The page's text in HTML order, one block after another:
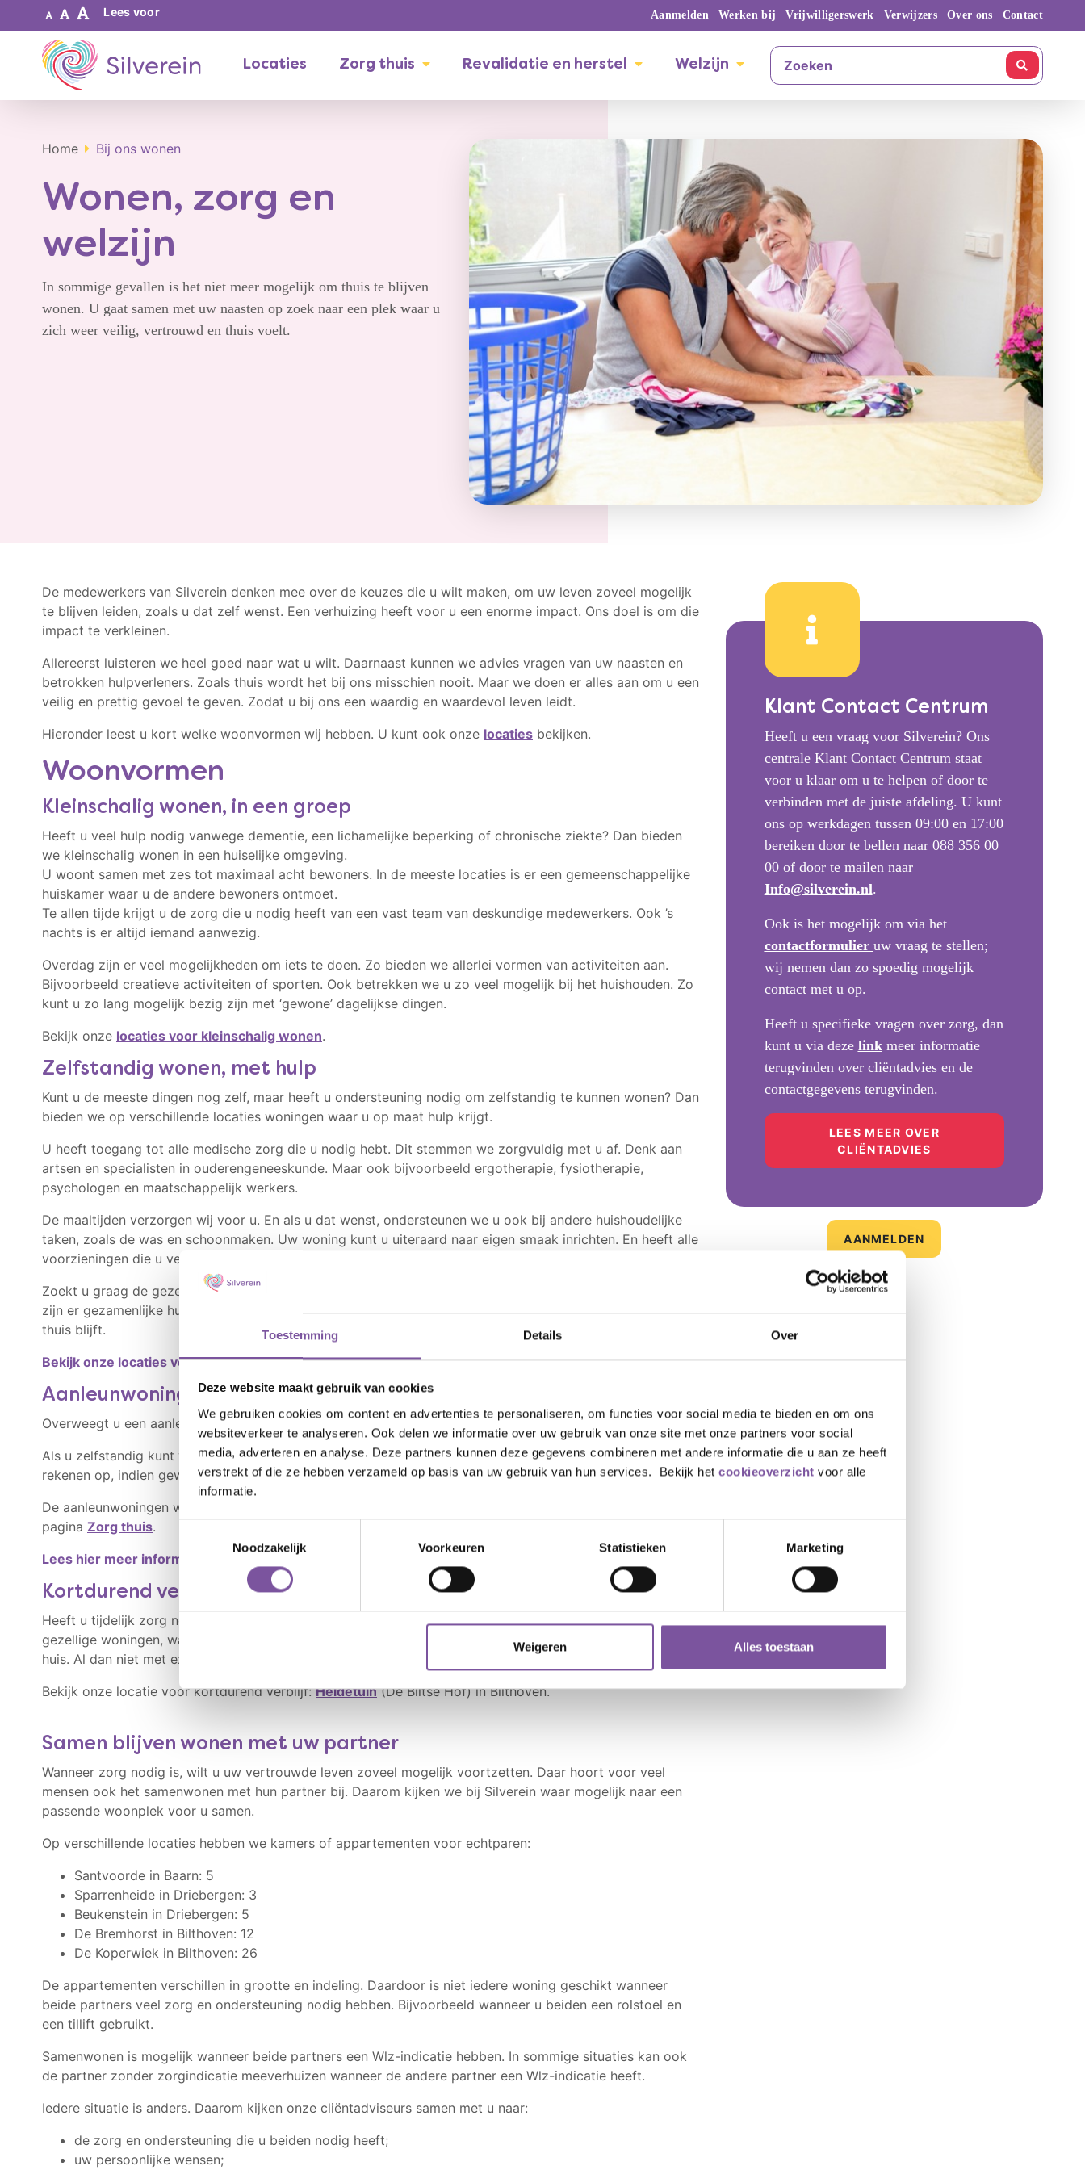
Toestemming Details Over
Deze website maakt gebruik van cookies
We gebruiken cookies om content en advertenties te personaliseren, om functies voor social media te bieden en om ons
websiteverkeer te analyseren. Ook delen we informatie over uw gebruik van onze site met onze partners voor social
media, adverteren en analyse. Deze partners kunnen deze gegevens combineren met andere informatie die u aan ze heeft
verstrekt of die ze hebben verzameld op basis van uw gebruik van hun services. Bekijk het cookieoverzicht voor alle
informatie.
Noodzakelijk
Voorkeuren Statistieken Marketing
Weigeren Alles toestaan
Lees voor Aanmelden Werken bij Vrijwilligerswerk Verwijzers Over ons Contact
Locaties Zorg thuis Revalidatie en herstel Welzijn
Home Bij ons wonen
Wonen, zorg en
welzijn
In sommige gevallen is het niet meer mogelijk om thuis te blijven
wonen. U gaat samen met uw naasten op zoek naar een plek waar u
zich weer veilig, vertrouwd en thuis voelt.
De medewerkers van Silverein denken mee over de keuzes die u wilt maken, om uw leven zoveel mogelijk
te blijven leiden, zoals u dat zelf wenst. Een verhuizing heeft voor u een enorme impact. Ons doel is om die
impact te verkleinen.
Allereerst luisteren we heel goed naar wat u wilt. Daarnaast kunnen we advies vragen van uw naasten en
betrokken hulpverleners. Zoals thuis wordt het bij ons misschien nooit. Maar we doen er alles aan om u een
veilig en prettig gevoel te geven. Zodat u bij ons een waardig en waardevol leven leidt.
Hieronder leest u kort welke woonvormen wij hebben. U kunt ook onze locaties bekijken.
Woonvormen
Kleinschalig wonen, in een groep
Heeft u veel hulp nodig vanwege dementie, een lichamelijke beperking of chronische ziekte? Dan bieden
we kleinschalig wonen in een huiselijke omgeving.
U woont samen met zes tot maximaal acht bewoners. In de meeste locaties is er een gemeenschappelijke
huiskamer waar u de andere bewoners ontmoet.
Te allen tijde krijgt u de zorg die u nodig heeft van een vast team van deskundige medewerkers. Ook ’s
nachts is er altijd iemand aanwezig.
Overdag zijn er veel mogelijkheden om iets te doen. Zo bieden we allerlei vormen van activiteiten aan.
Bijvoorbeeld creatieve activiteiten of sporten. Ook betrekken we u zo veel mogelijk bij het huishouden. Zo
kunt u zo lang mogelijk bezig zijn met ‘gewone’ dagelijkse dingen.
Bekijk onze locaties voor kleinschalig wonen.
Zelfstandig wonen, met hulp
Kunt u de meeste dingen nog zelf, maar heeft u ondersteuning nodig om zelfstandig te kunnen wonen? Dan
bieden we op verschillende locaties woningen waar u op maat hulp krijgt.
U heeft toegang tot alle medische zorg die u nodig hebt. Dit stemmen we zorgvuldig met u af. Denk aan
artsen en specialisten in ouderengeneeskunde. Maar ook bijvoorbeeld ergotherapie, fysiotherapie,
psychologen en maatschappelijk werkers.
De maaltijden verzorgen wij voor u. En als u dat wenst, ondersteunen we u ook bij andere huishoudelijke
taken, zoals de was en schoonmaken. Uw woning kunt u uiteraard naar eigen smaak inrichten. En heeft alle
voorzieningen die u verwacht, zoals een keuken en badkamer.
Zoekt u graag de gezelligheid op? Dan kunt u op een aantal locaties een seniorenrestaurant bezoeken. Ook
zijn er gezamenlijke huiskamers om elkaar te ontmoeten. Maar dit hoeft uiteraard niet, wanneer u liever
thuis blijft.
Bekijk onze locaties voor zelfstandig wonen.
Aanleunwoningen
Overweegt u een aanleunwoning bij Silverein?
Als u zelfstandig kunt wonen, is een aanleunwoning wellicht een geschikte keuze voor u. Hier kunt u
rekenen op, indien gewenst, de ondersteuning van Silverein's Zorg thuis.
De aanleunwoningen worden verhuurd door externe organisaties. Meer informatie hierover vindt u op de
pagina Zorg thuis.
Lees hier meer informatie over aanleunwoningen.
Kortdurend verblijf
Heeft u tijdelijk zorg nodig, waardoor u even niet thuis kunt wonen? Dan bieden we kortdurend verblijf in
gezellige woningen, waar u alle hulp krijgt die u nodig hebt. Zodra het weer kan, verhuist u weer terug naar
huis. Al dan niet met extra Zorg thuis.
Bekijk onze locatie voor kortdurend verblijf:Heidetuin(De Biltse Hof) in Bilthoven.
Samen blijven wonen met uw partner
Wanneer zorg nodig is, wilt u uw vertrouwde leven zoveel mogelijk voortzetten. Daar hoort voor veel
mensen ook het samenwonen met hun partner bij. Daarom kijken we bij Silverein waar mogelijk naar een
passende woonplek voor u samen.
Op verschillende locaties hebben we kamers of appartementen voor echtparen:
Santvoorde in Baarn: 5
Sparrenheide in Driebergen: 3
Beukenstein in Driebergen: 5
De Bremhorst in Bilthoven: 12
De Koperwiek in Bilthoven: 26
De appartementen verschillen in grootte en indeling. Daardoor is niet iedere woning geschikt wanneer
beide partners veel zorg en ondersteuning nodig hebben. Bijvoorbeeld wanneer u beiden een rolstoel en
een tillift gebruikt.
Samenwonen is mogelijk wanneer beide partners een Wlz-indicatie hebben. In sommige situaties kan ook
de partner zonder zorgindicatie meeverhuizen wanneer de andere partner een Wlz-indicatie heeft.
Iedere situatie is anders. Daarom kijken onze cliëntadviseurs samen met u naar:
de zorg en ondersteuning die u beiden nodig heeft;
uw persoonlijke wensen;
Klant Contact Centrum
Heeft u een vraag voor Silverein? Ons
centrale Klant Contact Centrum staat
voor u klaar om u te helpen of door te
verbinden met de juiste afdeling. U kunt
ons op werkdagen tussen 09:00 en 17:00
bereiken door te bellen naar 088 356 00
00 of door te mailen naar
Info@silverein.nl.
Ook is het mogelijk om via het
contactformulier uw vraag te stellen;
wij nemen dan zo spoedig mogelijk
contact met u op.
Heeft u specifieke vragen over zorg, dan
kunt u via deze linkmeer informatie
terugvinden over cliëntadvies en de
contactgegevens terugvinden.
LEES MEER OVER
CLIËNTADVIES
AANMELDEN